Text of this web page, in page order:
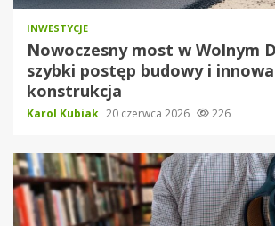
INWESTYCJE
Nowoczesny most w Wolnym
szybki postęp budowy i
konstrukcja
Karol Kubiak 20 czerwca 2026 226